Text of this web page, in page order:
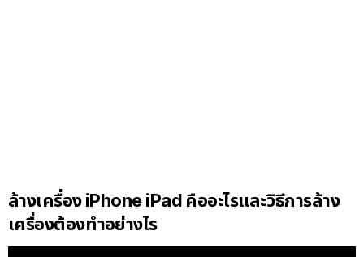
ล้างเครื่อง iPhone iPad คืออะไรและวิธีการล้าง
เครื่องต้องทำอย่างไร